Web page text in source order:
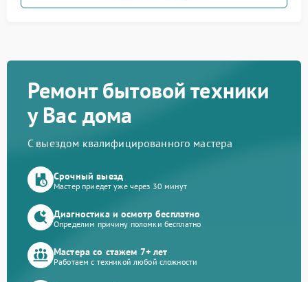
Ремонт бытовой техники
у Вас дома
С выездом квалифицированного мастера
Срочный выезд
Мастер приедет уже через 30 минут
Диагностика и осмотр бесплатно
Определим причину поломки бесплатно
Мастера со стажем 7+ лет
Работаем с техникой любой сложности